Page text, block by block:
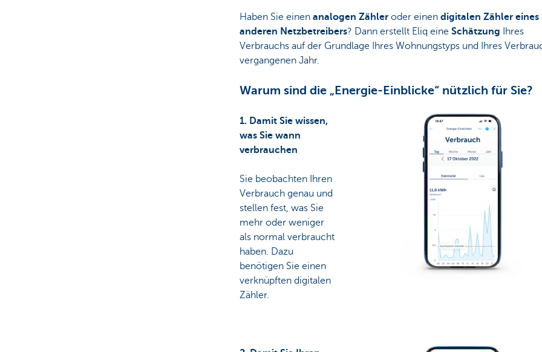
Haben Sie einen analogen Zähleroder einen digitalen Zähler eines
anderen Netzbetreibers? Dann erstellt Eliq eine Schätzung Ihres
Verbrauchs auf der Grundlage Ihres Wohnungstyps und Ihres
vergangenen Jahr.
Warum sind die „Energie-Einblicke“ nützlich für Sie?
1. Damit Sie wissen,
was Sie wann
verbrauchen
Sie beobachten Ihren
Verbrauch genau und
stellen fest, was Sie
mehr oder weniger
als normal verbraucht
haben. Dazu
benötigen Sie einen
verknüpften digitalen
Zähler.